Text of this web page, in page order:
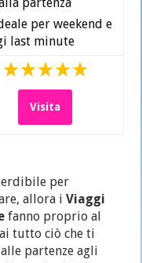
per weekend e
last minute
Visita
per
allora iViaggi
fanno proprio al
tutto ciò che ti
partenze agli